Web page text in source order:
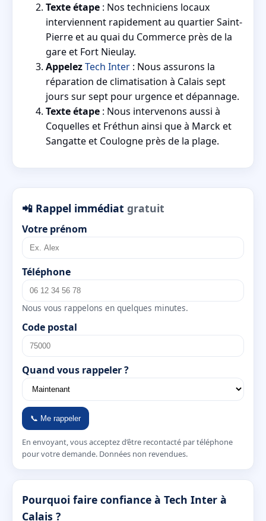
Texte étape : Nos techniciens locaux
interviennent rapidement au quartier Saint-
Pierre et au quai du Commerce près de la
gare et Fort Nieulay.
AppelezTech Inter : Nous assurons la
réparation de climatisation à Calais sept
jours sur sept pour urgence et dépannage.
Texte étape : Nous intervenons aussi à
Coquelles et Fréthun ainsi que à Marck et
Sangatte et Coulogne près de la plage.
📲 Rappel immédiat gratuit
Votre prénom
Téléphone
Nous vous rappelons en quelques minutes.
Code postal
Quand vous rappeler ?
📞 Me rappeler
En envoyant, vous acceptez d’être recontacté par téléphone
pour votre demande. Données non revendues.
Pourquoi faire confiance à Tech Inter à
Calais ?